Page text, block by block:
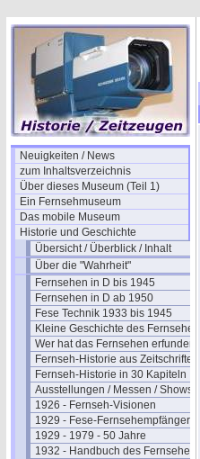
Neuigkeiten / News
zum Inhaltsverzeichnis
Über dieses Museum (Teil 1)
Ein Fernsehmuseum
Das mobile Museum
Historie und Geschichte
Übersicht / Überblick / Inhalt
Über die "Wahrheit"
Fernsehen in D bis 1945
Fernsehen in D ab 1950
Fese Technik 1933 bis 1945
Kleine Geschichte des Fernsehens
Wer hat das Fernsehen erfunden?
Fernseh-Historie aus Zeitschriften
Fernseh-Historie in 30 Kapiteln
Ausstellungen / Messen / Shows
1926 - Fernseh-Visionen
1929 - Fese-Fernsehempfänger
1929 - 1979 - 50 Jahre
1932 - Handbuch des Fernsehens